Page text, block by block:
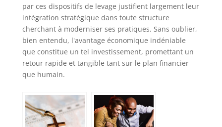
par ces dispositifs de levage justifient largement leur
intégration stratégique dans toute structure
cherchant à moderniser ses pratiques. Sans oublier,
bien entendu, l'avantage économique indéniable
que constitue un tel investissement, promettant un
retour rapide et tangible tant sur le plan financier
que humain.